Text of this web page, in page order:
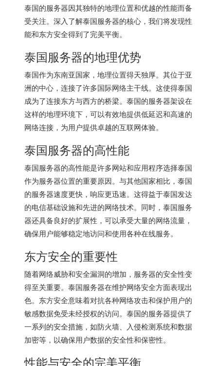
泰国的服务器因其独特的地理位置和优越的性能而备
受关注。深入了解泰国服务器的核心，我们将发现性
能和东方安全得到了完美平衡。
泰国服务器的地理优势
泰国作为东南亚国家，地理位置得天独厚。其位于亚
洲的中心，连接了许多国际网络主干线。这使得泰国
成为了连接东方与西方的桥梁。泰国的服务器架设在
这样的地理环境下，可以有效地提供低延迟和高速的
网络连接，为用户提供卓越的互联网体验。
泰国服务器的高性能
泰国服务器的高性能是许多网站和应用程序选择泰国
作为服务器位置的重要原因。与其他国家相比，泰国
的服务器速度更快，响应更迅速。这得益于泰国发达
的电信基础设施和先进的网络技术。同时， 泰国服务
器还具备良好的扩展性，可以承受大量的网络流量，
确保用户能够稳定地访问和使用各种在线服务。
东方安全的重要性
随着网络威胁和安全漏洞的增加，服务器的安全性变
得至关重要。泰国服务器在维护网络安全方面表现出
色。东方安全意味着对抗各种网络攻击和保护用户的
敏感数据免受未经授权的访问。泰国的服务器提供了
一系列的安全措施，如防火墙、入侵检测系统和数据
加密等，以确保用户数据的安全性和保密性。
性能与安全的完美平衡